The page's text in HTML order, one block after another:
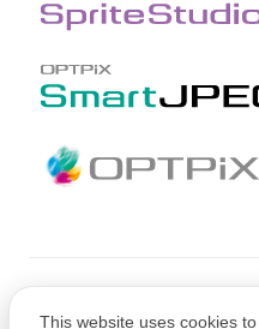
This website uses cookies